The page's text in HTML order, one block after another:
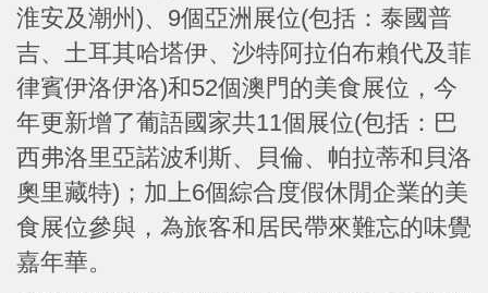
淮安及潮州)、9個亞洲展位(包括：泰國普
吉、土耳其哈塔伊、沙特阿拉伯布賴代及菲
律賓伊洛伊洛)和52個澳門的美食展位，今
年更新增了葡語國家共11個展位(包括：巴
西弗洛里亞諾波利斯、貝倫、帕拉蒂和貝洛
奧里藏特)；加上6個綜合度假休閒企業的美
食展位參與，為旅客和居民帶來難忘的味覺
嘉年華。